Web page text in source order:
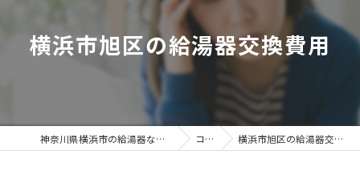
横浜市旭区の給湯器交換費用
神奈川県横浜市の給湯器ならハッピーホームズ コラム 横浜市旭区の給湯器交換費用と注意点